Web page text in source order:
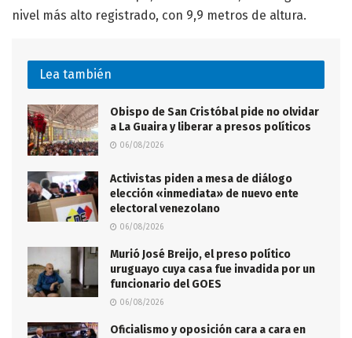
nivel más alto registrado, con 9,9 metros de altura.
Lea también
Obispo de San Cristóbal pide no olvidar
a La Guaira y liberar a presos políticos
06/08/2026
Activistas piden a mesa de diálogo
elección «inmediata» de nuevo ente
electoral venezolano
06/08/2026
Murió José Breijo, el preso político
uruguayo cuya casa fue invadida por un
funcionario del GOES
06/08/2026
Oficialismo y oposición cara a cara en